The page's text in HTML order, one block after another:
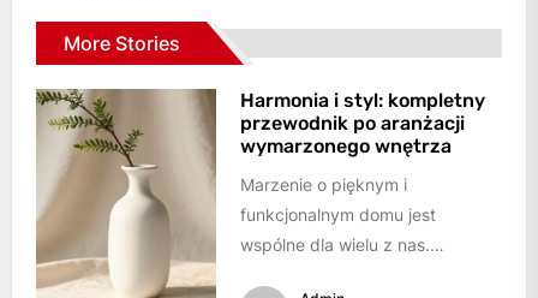
More Stories
Harmonia i styl: kompletny
przewodnik po aranżacji
wymarzonego wnętrza
Marzenie o pięknym i
funkcjonalnym domu jest
wspólne dla wielu z nas.